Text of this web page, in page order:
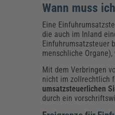
Wann muss
Eine
die auch im Inland
Einfuhrumsatzsteuer
menschliche
Mit dem Verbringen
nicht im zollrechtlich
umsatzsteuerlichen
durch ein